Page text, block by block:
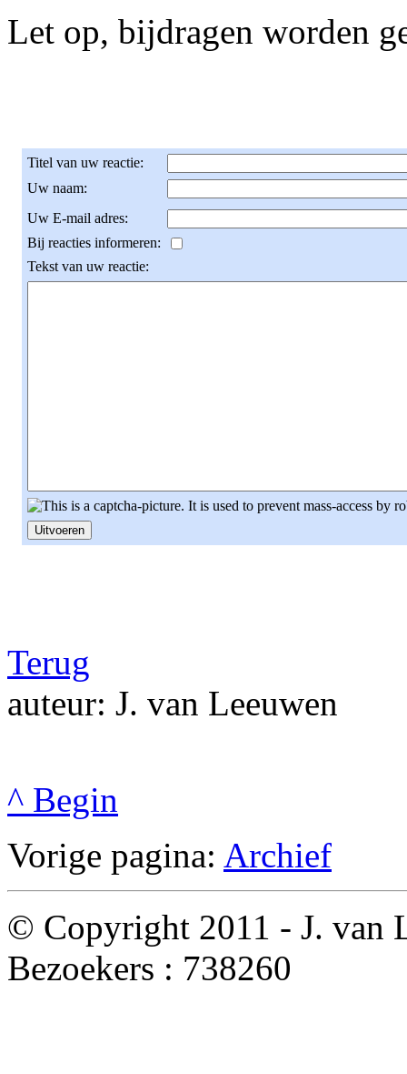
Let op, bijdragen worden
Titel van uw reactie:
Uw naam:
Uw E-mail adres:
Bij reacties informeren:
Tekst van uw reactie:
Terug
auteur: J. van Leeuwen
^ Begin
Vorige pagina: Archief
© Copyright 2011 - J. van
Bezoekers : 738260